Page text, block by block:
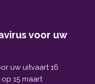
voor uw
uw uitvaart 16
15 maart